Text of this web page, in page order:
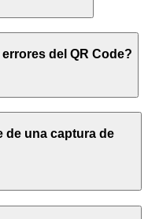
del QR Code?
de una captura de